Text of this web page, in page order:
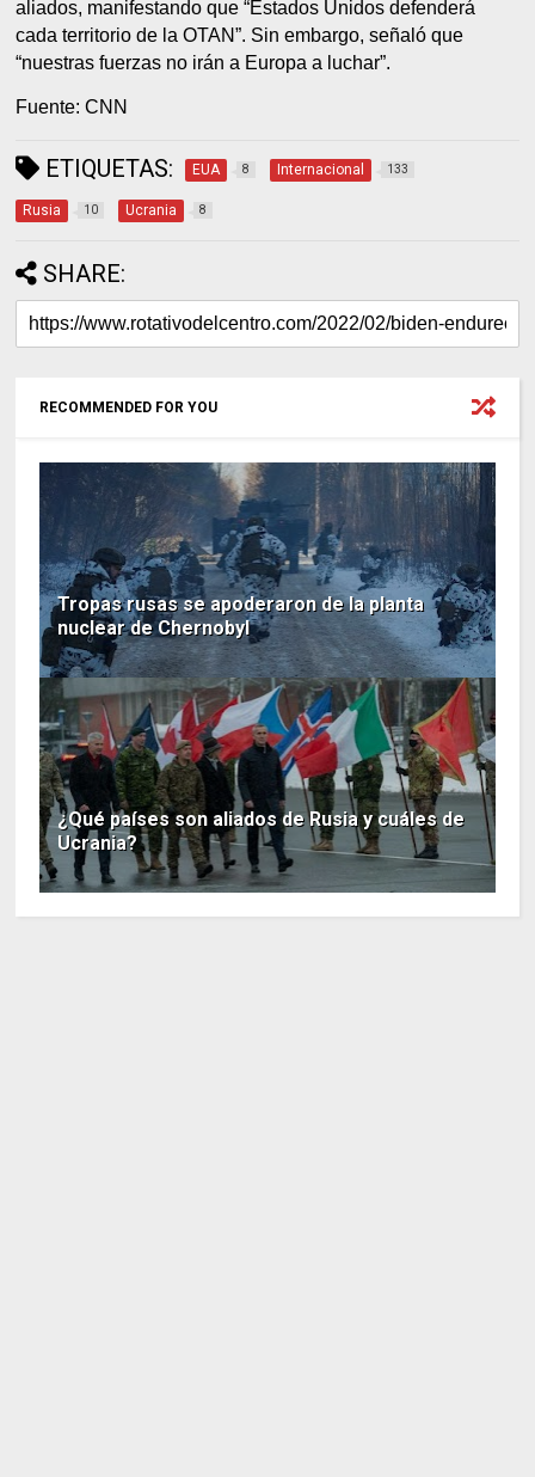
aliados, manifestando que “Estados Unidos defenderá
cada territorio de la OTAN”. Sin embargo, señaló que
“nuestras fuerzas no irán a Europa a luchar”.
Fuente: CNN
ETIQUETAS: EUA 8 Internacional 133
Rusia 10 Ucrania 8
SHARE:
RECOMMENDED FOR YOU
Tropas rusas se apoderaron de la planta
nuclear de Chernobyl
¿Qué países son aliados de Rusia y cuáles de
Ucrania?